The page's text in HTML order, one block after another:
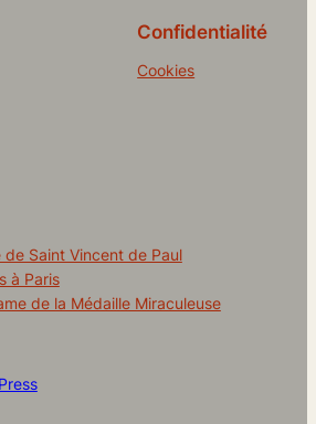
Confidentialité
Cookies
de Saint Vincent de Paul
à Paris
de la Médaille Miraculeuse